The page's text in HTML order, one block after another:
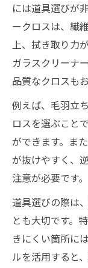
には道具選びが
ークロスは、繊
上、拭き取り力
ガラスクリーナ
品質なクロスも
例えば、毛羽立
ロスを選ぶこと
ができます。ま
が抜けやすく、
注意が必要です。
道具選びの際は
とも大切です。
きにくい箇所に
ルを活用すると